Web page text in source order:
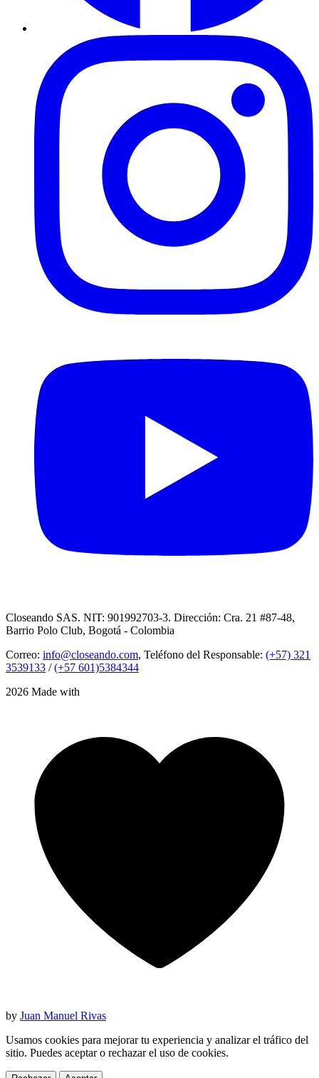
Closeando SAS. NIT: 901992703-3. Dirección: Cra. 21 #87-48,
Barrio Polo Club, Bogotá - Colombia
Correo: info@closeando.com, Teléfono del Responsable: (+57) 321
3539133 /(+57 601)5384344
2026 Made with
by Juan Manuel Rivas
Usamos cookies para mejorar tu experiencia y analizar el tráfico del
sitio. Puedes aceptar o rechazar el uso de cookies.